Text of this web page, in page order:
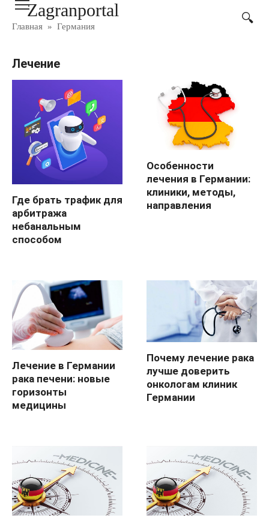
ПерейтиZagranportal
Главная » Германия
Лечение
Где брать трафик для
арбитража
небанальным
способом
Особенности
лечения в Германии:
клиники, методы,
направления
Лечение в Германии
рака печени: новые
горизонты
медицины
Почему лечение рака
лучше доверить
онкологам клиник
Германии